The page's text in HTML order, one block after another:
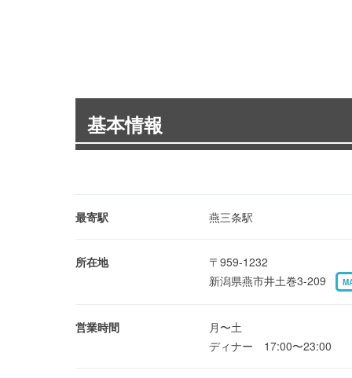
基本情報
最寄駅 燕三条駅
所在地
〒959-1232
新潟県燕市井土巻3-209
営業時間
月〜土
ディナー 17:00〜23:00